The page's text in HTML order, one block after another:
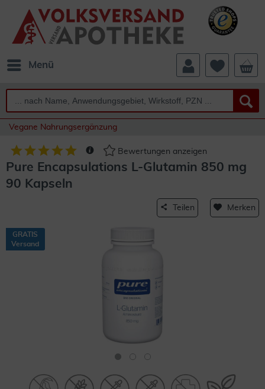
Menü
Vegane Nahrungsergänzung
Bewertungen anzeigen
Pure Encapsulations L-Glutamin 850 mg
90 Kapseln
Teilen Merken
GRATIS
Versand